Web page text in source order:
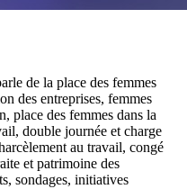
de la place des femmes
des entreprises, femmes
place des femmes dans la
double journée et charge
au travail, congé
et patrimoine des
sondages, initiatives